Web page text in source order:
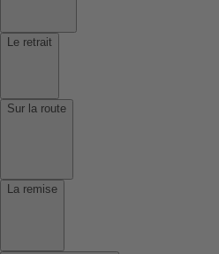
Le retrait
Sur la route
La remise